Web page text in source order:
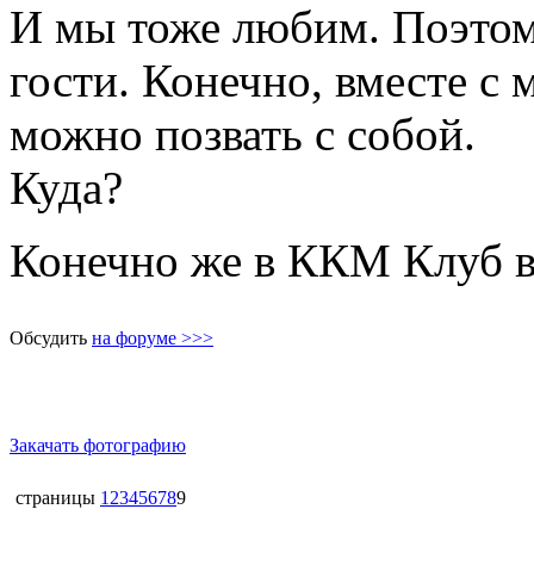
И мы тоже любим.
гости. Конечно, вместе
можно позвать с собой.
Куда?
Конечно же в ККМ Клуб
Обсудить на форуме >>>
Закачать фотографию
страницы 1 23456789